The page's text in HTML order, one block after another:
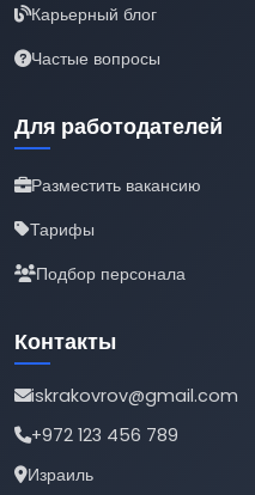
Карьерный блог
Частые вопросы
Для работодателей
Разместить вакансию
Тарифы
Подбор персонала
Контакты
iskrakovrov@gmail.com
+972 123 456 789
Израиль